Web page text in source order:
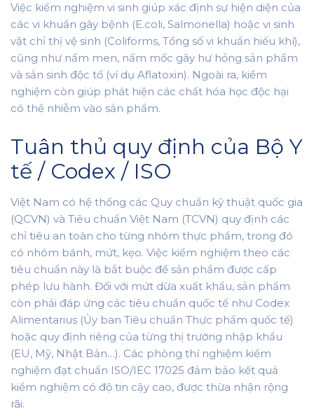
Việc kiểm nghiệm vi sinh giúp xác định sự hiện diện của
các vi khuẩn gây bệnh (E.coli, Salmonella) hoặc vi sinh
vật chỉ thị vệ sinh (Coliforms, Tổng số vi khuẩn hiếu khí),
cũng như nấm men, nấm mốc gây hư hỏng sản phẩm
và sản sinh độc tố (ví dụ Aflatoxin). Ngoài ra, kiểm
nghiệm còn giúp phát hiện các chất hóa học độc hại
có thể nhiễm vào sản phẩm.
Tuân thủ quy định của Bộ Y
tế / Codex / ISO
Việt Nam có hệ thống các Quy chuẩn kỹ thuật quốc gia
(QCVN) và Tiêu chuẩn Việt Nam (TCVN) quy định các
chỉ tiêu an toàn cho từng nhóm thực phẩm, trong đó
có nhóm bánh, mứt, kẹo. Việc kiểm nghiệm theo các
tiêu chuẩn này là bắt buộc để sản phẩm được cấp
phép lưu hành. Đối với mứt dừa xuất khẩu, sản phẩm
còn phải đáp ứng các tiêu chuẩn quốc tế như Codex
Alimentarius (Ủy ban Tiêu chuẩn Thực phẩm quốc tế)
hoặc quy định riêng của từng thị trường nhập khẩu
(EU, Mỹ, Nhật Bản…). Các phòng thí nghiệm kiểm
nghiệm đạt chuẩn ISO/IEC 17025 đảm bảo kết quả
kiểm nghiệm có độ tin cậy cao, được thừa nhận rộng
rãi.